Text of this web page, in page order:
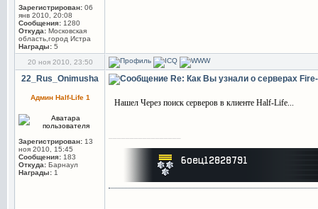
Зарегистрирован: 06
янв 2010, 20:08
Сообщения: 1280
Откуда: Московская
область,город Истра
Награды: 5
20 ноя 2010, 23:50
22_Rus_Onimusha
Админ Half-Life 1
Зарегистрирован: 13
ноя 2010, 15:45
Сообщения: 183
Откуда: Барнаул
Награды: 1
Re: Как Вы узнали о серверах
Нашел Через поиск серверов в клиенте Half-Life...